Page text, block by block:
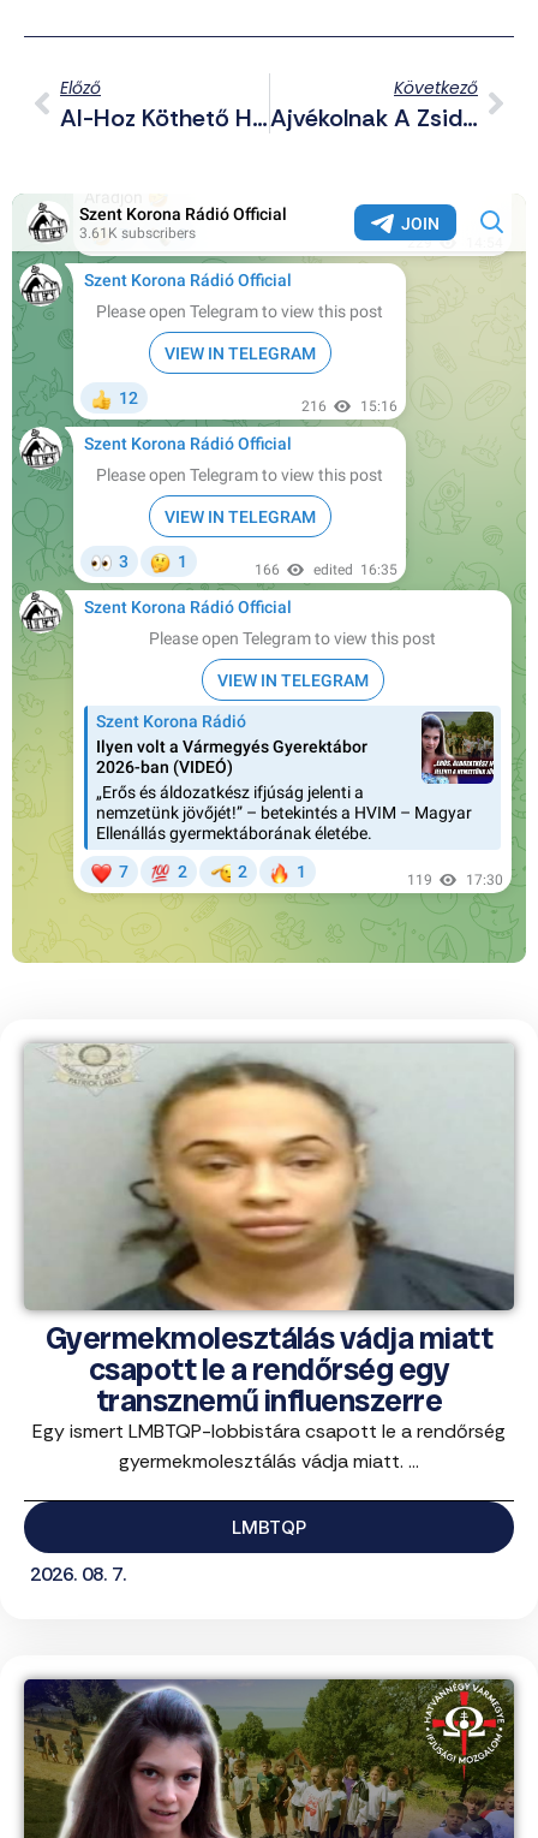
Előző
AI-Hoz Köthető Halálesetek; Antiszemitizmusnak Számít Segélyt Küldeni Gázába?; XIV. Leó Pápa Kitüntette Irán Vatikáni Nagykövetét – Telegram Posztjaink (2026.05.13.)
Következő
Ajvékolnak A Zsidók: Szerintük Törökországban Képzik Ki A Hamász Harcosait
Gyermekmolesztálás vádja miatt
csapott le a rendőrség egy
transznemű influenszerre
Egy ismert LMBTQP-lobbistára csapott le a rendőrség
gyermekmolesztálás vádja miatt. ...
LMBTQP
2026. 08. 7.